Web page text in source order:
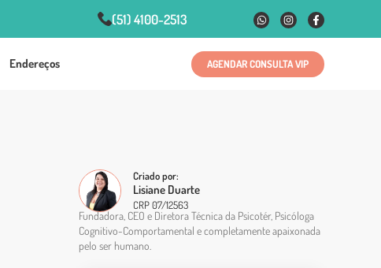
(51) 4100-2513
Endereços AGENDAR CONSULTA VIP
Criado por:
Lisiane Duarte
CRP 07/12563
Fundadora, CEO e Diretora Técnica da Psicotér, Psicóloga
Cognitivo-Comportamental e completamente apaixonada
pelo ser humano.